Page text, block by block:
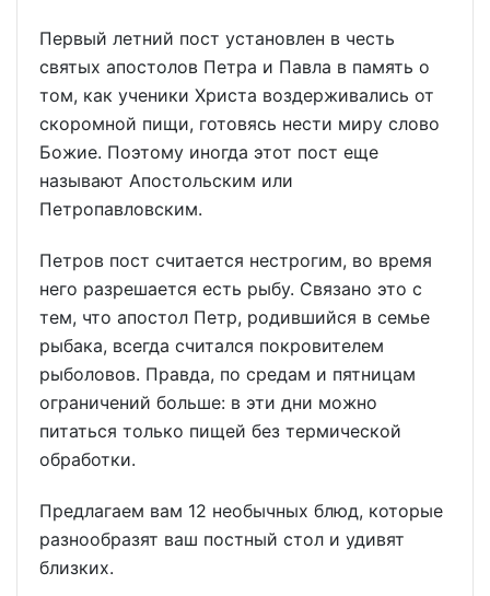
Первый летний пост установлен в честь
святых апостолов Петра и Павла в память о
том, как ученики Христа воздерживались от
скоромной пищи, готовясь нести миру слово
Божие. Поэтому иногда этот пост еще
называют Апостольским или
Петропавловским.
Петров пост считается нестрогим, во время
него разрешается есть рыбу. Связано это с
тем, что апостол Петр, родившийся в семье
рыбака, всегда считался покровителем
рыболовов. Правда, по средам и пятницам
ограничений больше: в эти дни можно
питаться только пищей без термической
обработки.
Предлагаем вам 12 необычных блюд, которые
разнообразят ваш постный стол и удивят
близких.